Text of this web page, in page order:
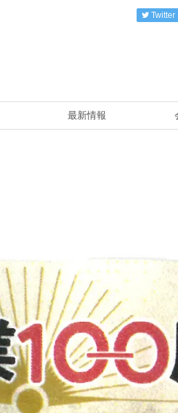
最新情報
Twitter